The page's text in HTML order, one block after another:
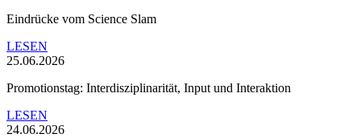
Eindrücke vom Science Slam
LESEN
25.06.2026
Promotionstag: Interdisziplinarität, Input und Interaktion
LESEN
24.06.2026